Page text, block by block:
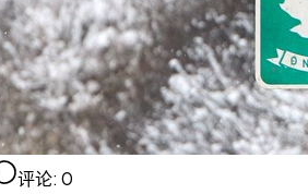
评论: 0